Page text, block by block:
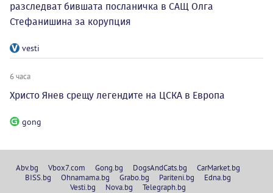
разследват бившата посланичка в САЩ Олга
Стефанишина за корупция
vesti
6 часа
Христо Янев срещу легендите на ЦСКА в Европа
gong
Abv.bg Vbox7.com Gong.bg DogsAndCats.bg
CarMarket.bg
BISS.bg
Ohnamama.bg Grabo.bg Pariteni.bg
Edna.bg
Vesti.bg
Nova.bg Telegraph.bg